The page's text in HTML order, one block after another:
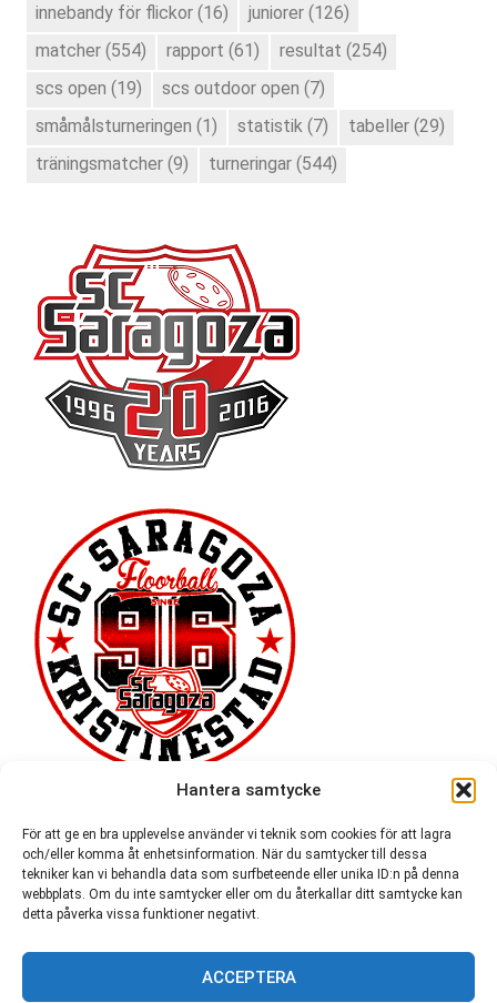
Hantera samtycke
För att ge en bra upplevelse använder vi teknik som cookies för att lagra
och/eller komma åt enhetsinformation. När du samtycker till dessa
tekniker kan vi behandla data som surfbeteende eller unika ID:n på denna
webbplats. Om du inte samtycker eller om du återkallar ditt samtycke kan
detta påverka vissa funktioner negativt.
ACCEPTERA
innebandy för flickor (16) juniorer (126)
matcher (554) rapport (61) resultat (254)
scs open (19) scs outdoor open (7)
småmålsturneringen (1) statistik (7) tabeller (29)
träningsmatcher (9) turneringar (544)